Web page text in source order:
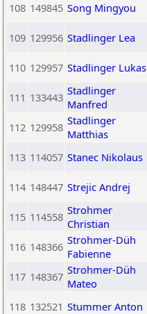
108 149845 Song Mingyou
109 129956 Stadlinger Lea
110 129957 Stadlinger Lukas
111 133443 Stadlinger
Manfred
112 129958 Stadlinger
Matthias
113 114057 Stanec Nikolaus
114 148447 Strejic Andrej
115 114558 Strohmer
Christian
116 148366 Strohmer-Düh
Fabienne
117 148367 Strohmer-Düh
Mateo
118 132521 Stummer Anton